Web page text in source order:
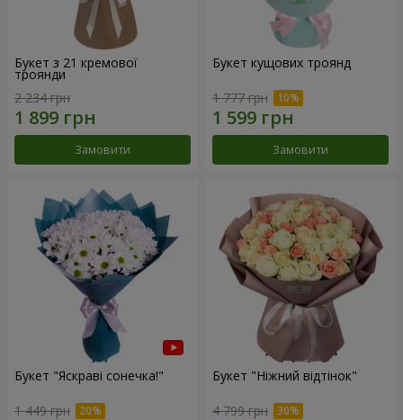
Букет з 21 кремової
троянди
2 234 грн
Замовити
Букет кущових троянд
1 777 грн
Замовити
Букет "Яскраві сонечка!"
1 449 грн
Букет "Ніжний відтінок"
4 799 грн